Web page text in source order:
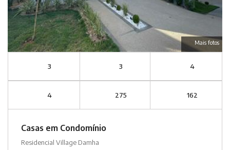
Mais fotos
3 3 4
4 275 162
Casas em Condomínio
Residencial Village Damha